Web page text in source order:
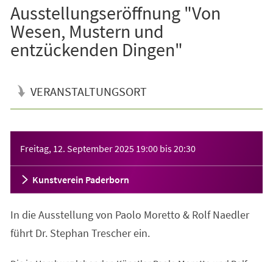
Ausstellungseröffnung "Von
Wesen, Mustern und
entzückenden Dingen"
VERANSTALTUNGSORT
Freitag, 12. September 2025 19:00 bis20:30
Kunstverein Paderborn
In die Ausstellung von Paolo Moretto & Rolf Naedler
führt Dr. Stephan Trescher ein.